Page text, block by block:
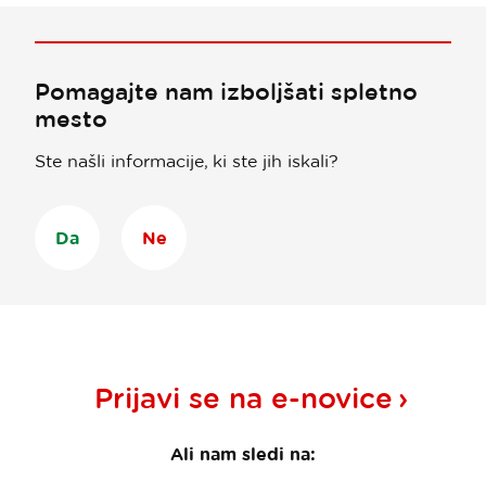
Pomagajte nam izboljšati spletno
mesto
Ste našli informacije, ki ste jih iskali?
Da Ne
Prijavi se na e-novice
Ali nam sledi na: